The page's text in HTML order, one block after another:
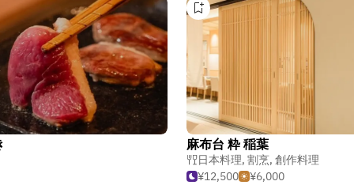
麻布台 粋 稲葉
日本料理, 割烹, 創作料理
¥12,500
¥6,000